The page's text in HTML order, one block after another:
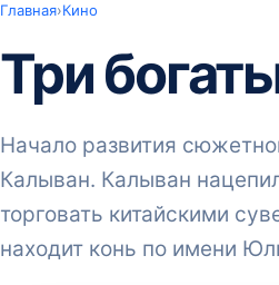
Главная›Кино
Три
Начало развития
Калыван. Калыван
торговать китайскими
находит конь по имени